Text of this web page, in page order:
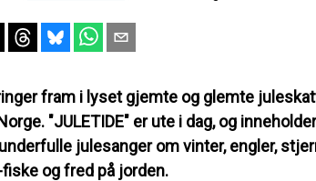
fram i lyset gjemte og glemte
"JULETIDE" er ute i dag, og
julesanger om vinter, engler,
og fred på jorden.